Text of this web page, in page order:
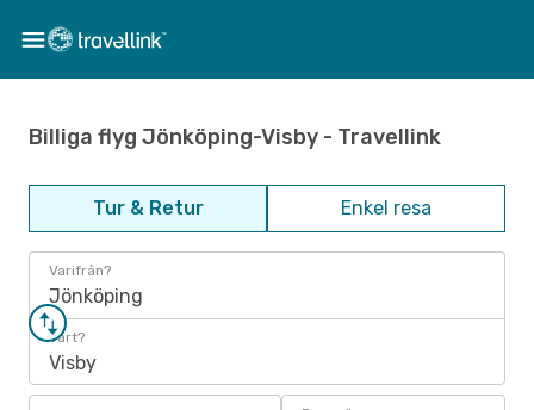
Billiga flyg Jönköping-Visby - Travellink
Tur & Retur Enkel resa
Varifrån?
Jönköping
Vart?
Visby